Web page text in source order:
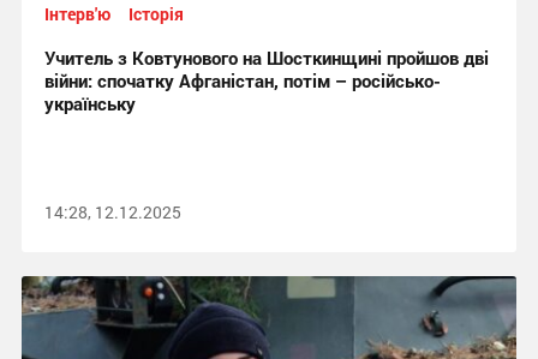
Інтерв'ю Історія
Учитель з Ковтунового на Шосткинщині пройшов дві
війни: спочатку Афганістан, потім – російсько-
українську
14:28, 12.12.2025